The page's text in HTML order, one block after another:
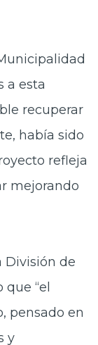
a esta
recuperar
había sido
refleja
mejorando
División de
“el
pensado en
y